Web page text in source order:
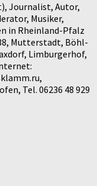
Journalist, Autor,
Musiker,
in Rheinland-Pfalz
Mutterstadt, Böhl-
Limburgerhof,
Tel. 06236 48 929